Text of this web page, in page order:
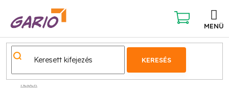
KERESÉS
KOSÁR
Képek